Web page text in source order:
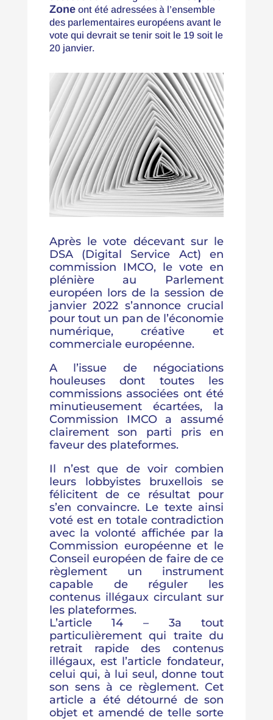
Zoneont été adressées à l’ensemble
des parlementaires européens avant le
vote qui devrait se tenir soit le 19 soit le
20 janvier.
Après le vote décevant sur le
DSA (Digital Service Act) en
commission IMCO, le vote en
plénière au Parlement
européen lors de la session de
janvier 2022 s’annonce crucial
pour tout un pan de l’économie
numérique, créative et
commerciale européenne.
A l’issue de négociations
houleuses dont toutes les
commissions associées ont été
minutieusement écartées, la
Commission IMCO a assumé
clairement son parti pris en
faveur des plateformes.
Il n’est que de voir combien
leurs lobbyistes bruxellois se
félicitent de ce résultat pour
s’en convaincre. Le texte ainsi
voté est en totale contradiction
avec la volonté affichée par la
Commission européenne et le
Conseil européen de faire de ce
règlement un instrument
capable de réguler les
contenus illégaux circulant sur
les plateformes.
L’article 14 – 3a tout
particulièrement qui traite du
retrait rapide des contenus
illégaux, est l’article fondateur,
celui qui, à lui seul, donne tout
son sens à ce règlement. Cet
article a été détourné de son
objet et amendé de telle sorte